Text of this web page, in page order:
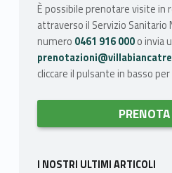
È possibile prenotare visite in
attraverso il Servizio Sanitario
numero 0461 916 000o invia
cliccare il pulsante in basso
I NOSTRI ULTIMI ARTICOLI